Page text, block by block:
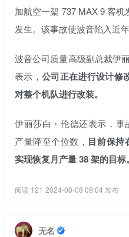
加航空一架 737 MAX 9 客
发生。该事故使波音陷入近
波音公司质量高级副总裁伊
表示， 公司正在进行设计修
对整个机队进行改装。
伊丽莎白・伦德还表示，事
产量降至个位数， 目前保持
实现恢复月产量 38 架的目标。
阅读 121 2024-08-08 09:04 发布
无名